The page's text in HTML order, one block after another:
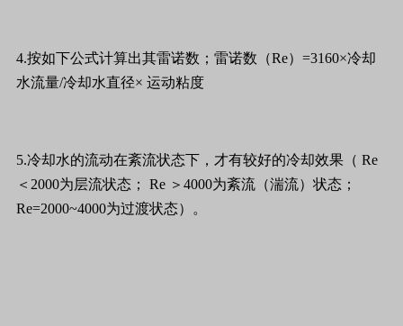
4.按如下公式计算出其雷诺数；雷诺数（Re）=3160×冷却
水流量/冷却水直径× 运动粘度
5.冷却水的流动在紊流状态下，才有较好的冷却效果（ Re
＜2000为层流状态； Re ＞4000为紊流（湍流）状态；
Re=2000~4000为过渡状态）。